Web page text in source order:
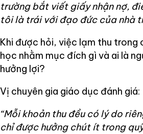
trường bắt viết giấy nhận nợ,
tôi là trái với đạo đức của nhà
Khi được hỏi, việc lạm thu trong
học nhằm mục đích gì và ai là
hưởng lợi?
Vị chuyên gia giáo dục đánh giá:
“Mỗi khoản thu đều có lý do
chỉ được hưởng chút ít trong